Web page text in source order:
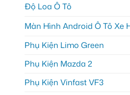
Độ Loa Ô Tô
Màn Hình Android Ô Tô Xe
Phụ Kiện Limo Green
Phụ Kiện Mazda 2
Phụ Kiện Vinfast VF3